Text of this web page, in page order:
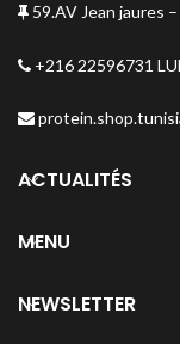
59.AV Jean jaures
+216 22596731
ACTUALITÉS
MENU
NEWSLETTER